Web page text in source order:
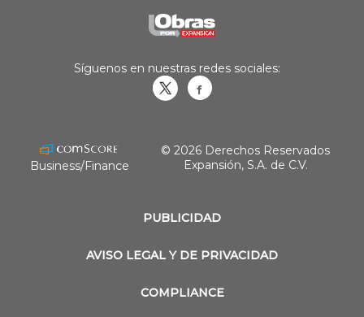
PUBLICIDAD
AVISO LEGAL Y DE PRIVACIDAD
COMPLIANCE
Síguenos en nuestras redes sociales:
Business/Finance
© 2026 Derechos Reservados
Expansión, S.A. de C.V.